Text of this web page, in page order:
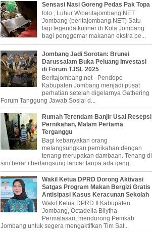
Sensasi Nasi Goreng Pedas Pak Topa
foto ; Luhur W/beritajombang.NET
Jombang (beritajombang.NET) Satu
lagi legenda kuliner di Kota Jombang
bagi penggemar makanan ekstra pe...
Jombang Jadi Sorotan: Brunei
Darussalam Buka Peluang Investasi
di Forum TJSL 2025
Beritajombang.net - Pendopo
Kabupaten Jombang menjadi pusat
perhatian setelah digelarnya Gathering
Forum Tanggung Jawab Sosial d...
Rumah Terendam Banjir Usai Resepsi
Pernikahan, Malam Pertama
Terganggu
Bagi kebanyakan orang
melangsungkan pernikahan dengan
tenang merupakan dambaan. Tenang di
sini berarti berlangsung lancar tanpa ada gang...
Wakil Ketua DPRD Dorong Aktivasi
Satgas Program Makan Bergizi Gratis
Antisipasi Kasus Keracunan Sekolah
Wakil Ketua DPRD II Kabupaten
Jombang, Octadella Bilytha
Permatasari, mendorong Pemkab
Jombang untuk segera mengaktifkan Tim Sat...